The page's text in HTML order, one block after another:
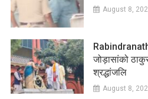
August 8,
जोड़ासांको
श्रद्धांजलि
August 8,